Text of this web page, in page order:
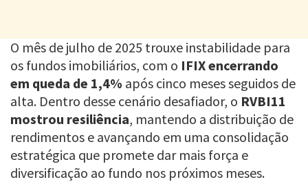
O mês de julho de 2025 trouxe instabilidade para
os fundos imobiliários, com o IFIX encerrando
em queda de 1,4% após cinco meses seguidos de
alta. Dentro desse cenário desafiador, o RVBI11
mostrou resiliência, mantendo a distribuição de
rendimentos e avançando em uma consolidação
estratégica que promete dar mais força e
diversificação ao fundo nos próximos meses.